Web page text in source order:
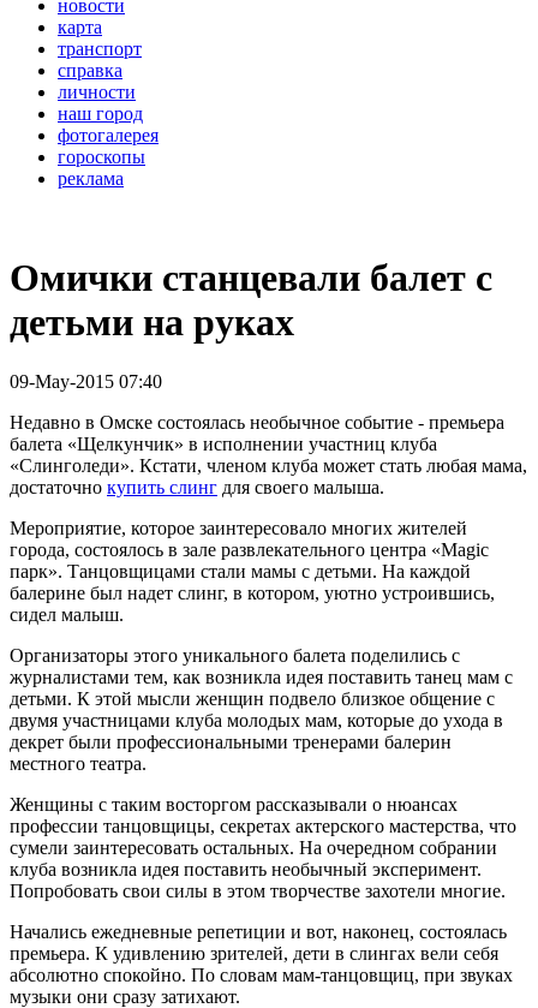
новости
карта
транспорт
справка
личности
наш город
фотогалерея
гороскопы
реклама
Омички станцевали балет с
детьми на руках
09-May-2015 07:40
Недавно в Омске состоялась необычное событие - премьера
балета «Щелкунчик» в исполнении участниц клуба
«Слинголеди». Кстати, членом клуба может стать любая мама,
достаточно купить слинг для своего малыша.
Мероприятие, которое заинтересовало многих жителей
города, состоялось в зале развлекательного центра «Magic
парк». Танцовщицами стали мамы с детьми. На каждой
балерине был надет слинг, в котором, уютно устроившись,
сидел малыш.
Организаторы этого уникального балета поделились с
журналистами тем, как возникла идея поставить танец мам с
детьми. К этой мысли женщин подвело близкое общение с
двумя участницами клуба молодых мам, которые до ухода в
декрет были профессиональными тренерами балерин
местного театра.
Женщины с таким восторгом рассказывали о нюансах
профессии танцовщицы, секретах актерского мастерства, что
сумели заинтересовать остальных. На очередном собрании
клуба возникла идея поставить необычный эксперимент.
Попробовать свои силы в этом творчестве захотели многие.
Начались ежедневные репетиции и вот, наконец, состоялась
премьера. К удивлению зрителей, дети в слингах вели себя
абсолютно спокойно. По словам мам-танцовщиц, при звуках
музыки они сразу затихают.